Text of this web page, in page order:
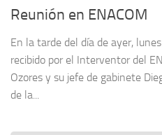
Reunión en ENACOM
En la tarde del día de ayer,
recibido por el Interventor del
Ozores y su jefe de gabinete
de la...